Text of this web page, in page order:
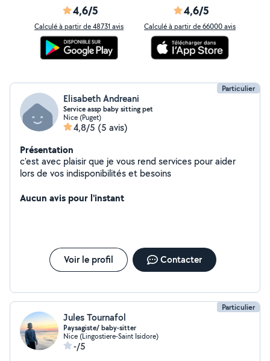
4,6/5
Calculé à partir de 48731 avis
4,6/5
Calculé à partir de 66000 avis
Particulier
Elisabeth Andreani
Service assp baby sitting pet
Nice (Puget)
4,8/5 (5 avis)
Présentation
c'est avec plaisir que je vous rend services pour aider
lors de vos indisponibilités et besoins
Aucun avis pour l'instant
Voir le profil Contacter
Particulier
Jules Tournafol
Paysagiste/ baby-sitter
Nice (Lingostiere-Saint Isidore)
-/5